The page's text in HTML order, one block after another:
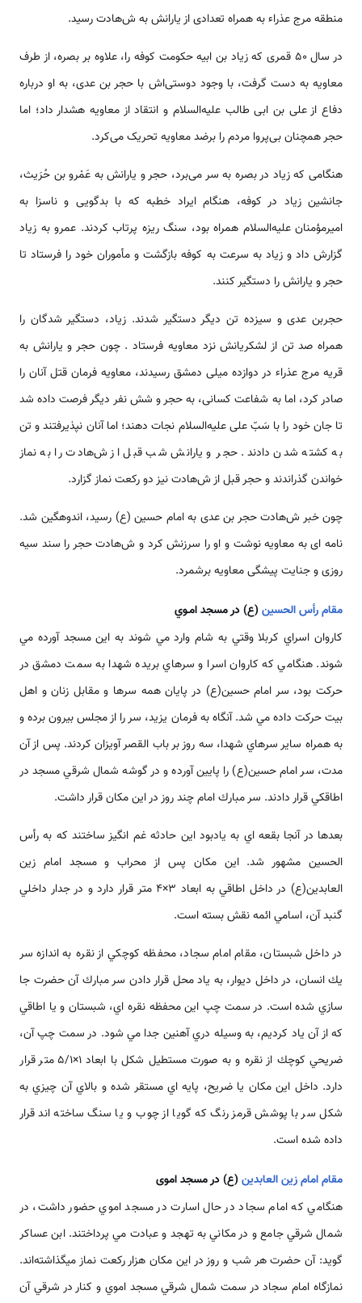
منطقه مرج عذراء به همراه تعدادی از یارانش به ش‌‌هادت رسید.
در سال ۵۰ قمری که زیاد بن ابیه حکومت کوفه را، علاوه بر بصره، از طرف
معاویه به دست گرفت، با وجود دوستی‌اش با حجر بن عدی، به او درباره
دفاع از علی بن ابی طالب علیه‌السلام و انتقاد از معاویه هشدار داد؛ اما
حجر همچنان بی‌پروا مردم را برضد معاویه تحریک می‌کرد.
هنگامی که زیاد در بصره به سر می‌برد، حجر و یارانش به عَمْرو بن حُرَیث،
جانشین زیاد در کوفه، هنگام ایراد خطبه که با بدگویی و ناسزا به
امیرمؤمنان علیه‌السلام همراه بود، سنگ ریزه پرتاب کردند. عمرو به زیاد
گزارش داد و زیاد به سرعت به کوفه بازگشت و مأموران خود را فرستاد تا
حجر و یارانش را دستگیر کنند.
حجربن عدی و سیزده تن دیگر دستگیر شدند. زیاد، دستگیر شدگان را
همراه صد تن از لشکریانش نزد معاویه فرستاد . چون حجر و یارانش به
قریه مرج عذراء در دوازده میلی دمشق رسیدند، معاویه فرمان قتل آنان را
صادر کرد، اما به شفاعت کسانی، به حجر و شش نفر دیگر فرصت داده شد
تا جان خود را با سَبّ علی علیه‌السلام نجات دهند؛ اما آنان نپذیرفتند و تن
به کشته شدن دادند. حجر و یارانش شب قبل از ش‌‌هادت را به نماز
خو‌‌‌‌‌اندن گذر‌‌‌‌‌اندند و حجر قبل از ش‌‌هادت نیز دو رکعت نماز گزارد.
چون خبر ش‌‌هادت حجر بن عدی به امام حسین (ع) رسید، ‌‌‌‌‌اندوهگین شد.
نامه ای به معاویه نوشت و او را سرزنش کرد و ش‌‌هادت حجر را سند سیه
روزی و جنایت پیشگی معاویه برشمرد.
مقام رأس الحسين(ع) در مسجد امـوي
كاروان اسراي كربلا وقتي به شام وارد مي شوند به اين مسجد آورده مي
شوند. هنگامي كه كاروان اسرا و سر‌‌هاي بريده شهدا به سمت دمشق در
حركت بود، سر امام حسين(ع) در پايان همه سر‌‌ها و مقابل زنان و اهل
بيت حركت داده مي شد. آنگاه به فرمان يزيد، سر را از مجلس بيرون برده و
به همراه ساير سر‌‌هاي شهدا، سه روز بر باب القصر آويزان كردند. پس از آن
مدت، سر امام حسين(ع) را پايين آورده و در گوشه شمال شرقي مسجد در
اطاقكي قرار دادند. سر مبارك امام چند روز در اين مكان قرار داشت.
بعد‌‌ها در آنجا بقعه اي به يادبود اين حادثه غم انگيز ساختند كه به رأس
الحسين مشهور شد. اين مكان پس از محراب و مسجد امام زين
العابدين(ع) در داخل اطاقي به ابعاد 3×4 متر قرار دارد و در جدار داخلي
گنبد آن، اسامي ائمه نقش بسته ‌‌‌‌است.
در داخل شبستان، مقام امام سجاد، محفظه كوچكي از نقره به ‌‌‌‌‌اندازه سر
يك انسان، در داخل ديوار، به ياد محل قرار دادن سر مبارك آن حضرت جا
سازي شده ‌‌‌‌است. در سمت چپ اين محفظه نقره اي، شبستان و يا اطاقي
كه از آن ياد كرديم، به وسيله دري آهنين جدا مي شود. در سمت چپ آن،
ضريحي كوچك از نقره و به صورت مستطيل شكل با ابعاد 1×5/1 متر قرار
دارد. داخل اين مكان يا ضريح، پايه اي مستقر شده و بالاي آن چيزي به
شكل سر با پوشش قرمز رنگ كه گويا از چوب و يا سنگ ساخته ‌‌‌‌‌اند قرار
داده شده ‌‌‌‌است.
مقام امام زين العابدين(ع) در مسجد اموی
هنگامي كه امام سجاد در حال اسارت در مسجد اموي حضور داشت، در
شمال شرقي جامع و در مكاني به تهجد و عبادت مي پرداختند. ابن عساكر
گويد: آن حضرت هر شب و روز در اين مكان هزار ركعت نماز مي­گذاشته­‌‌‌‌‌اند.
نمازگاه امام سجاد در سمت شمال شرقي مسجد اموي و كنار در شرقي آن